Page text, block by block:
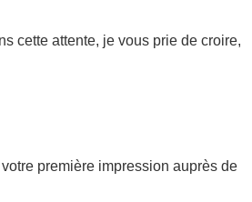
cette attente, je vous prie de croire,
première impression auprès de